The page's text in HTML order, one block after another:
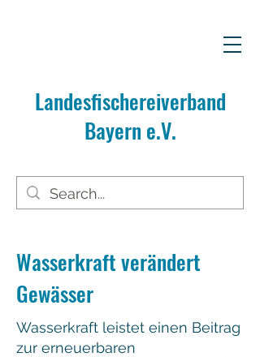
Landesfischereiverband
Bayern e.V.
Wasserkraft verändert
Gewässer
Wasserkraft leistet einen Beitrag
zur erneuerbaren